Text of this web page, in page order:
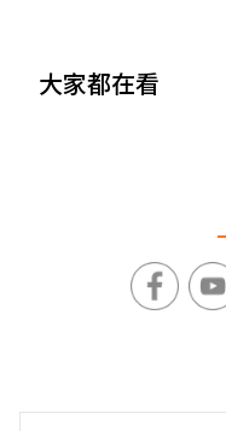
大家都在看